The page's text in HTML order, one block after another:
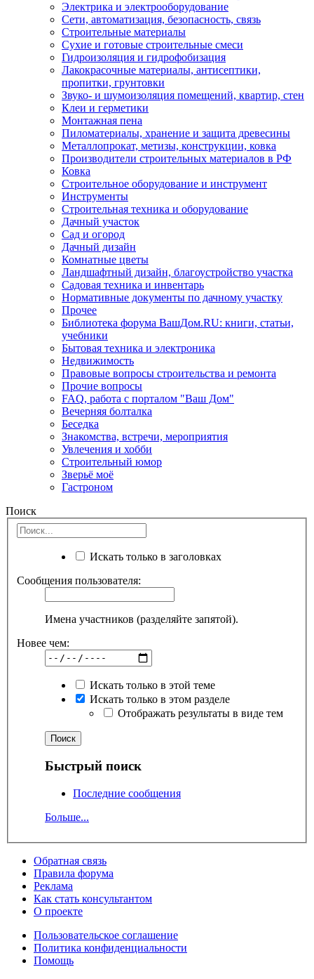
Электрика и электрооборудование
Сети, автоматизация, безопасность, связь
Строительные материалы
Сухие и готовые строительные смеси
Гидроизоляция и гидрофобизация
Лакокрасочные материалы, антисептики,
пропитки, грунтовки
Звуко- и шумоизоляция помещений, квартир, стен
Клеи и герметики
Монтажная пена
Пиломатериалы, хранение и защита древесины
Металлопрокат, метизы, конструкции, ковка
Производители строительных материалов в РФ
Ковка
Строительное оборудование и инструмент
Инструменты
Строительная техника и оборудование
Дачный участок
Сад и огород
Дачный дизайн
Комнатные цветы
Ландшафтный дизайн, благоустройство участка
Садовая техника и инвентарь
Нормативные документы по дачному участку
Прочее
Библиотека форума ВашДом.RU: книги, статьи,
учебники
Бытовая техника и электроника
Недвижимость
Правовые вопросы строительства и ремонта
Прочие вопросы
FAQ, работа с порталом "Ваш Дом"
Вечерняя болталка
Беседка
Знакомства, встречи, мероприятия
Увлечения и хобби
Строительный юмор
Зверьё моё
Гастроном
Поиск
Искать только в заголовках
Сообщения пользователя:
Имена участников (разделяйте запятой).
Новее чем:
Искать только в этой теме
Искать только в этом разделе
Отображать результаты в виде тем
Быстрый поиск
Последние сообщения
Больше...
Обратная связь
Правила форума
Реклама
Как стать консультантом
О проекте
Пользовательское соглашение
Политика конфиденциальности
Помощь